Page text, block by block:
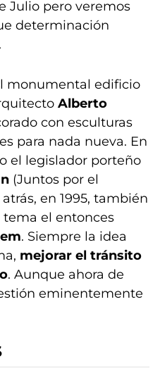
Julio pero veremos
determinación
monumental edificio
Alberto
con esculturas
para nada nueva. En
el legislador porteño
(Juntos por el
en 1995, también
el entonces
. Siempre la idea
mejorar el tránsito
. Aunque ahora de
eminentemente